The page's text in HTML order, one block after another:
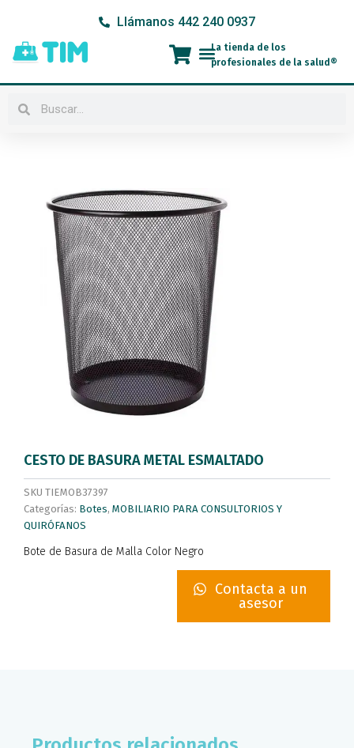
contenido
Llámanos 442 240 0937
Menú
La tienda de los
profesionales de la salud®
Buscar
CESTO DE BASURA METAL ESMALTADO
SKU TIEMOB37397
Categorías: Botes, MOBILIARIO PARA CONSULTORIOS Y
QUIRÓFANOS
Bote de Basura de Malla Color Negro
Contacta a un
asesor